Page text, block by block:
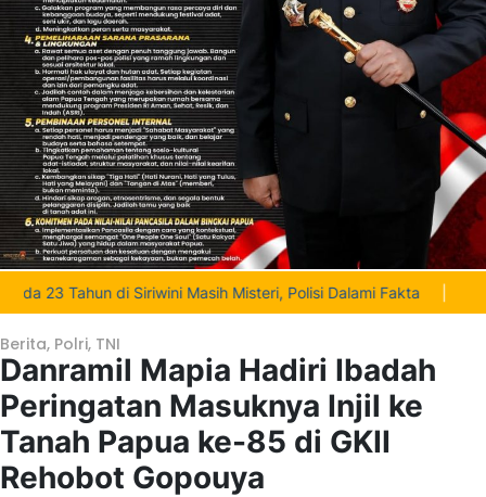
di Siriwini Masih Misteri, Polisi Dalami Fakta | Deinas Geley
Berita, Polri, TNI
Danramil Mapia Hadiri Ibadah
Peringatan Masuknya Injil ke
Tanah Papua ke-85 di GKII
Rehobot Gopouya